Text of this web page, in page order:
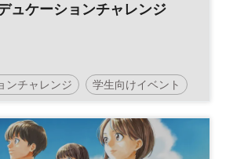
ュケーションチャレンジ
ンチャレンジ 学生向けイベント
ャリア ビジネス SDGs 社会
夏休み キャリア教育